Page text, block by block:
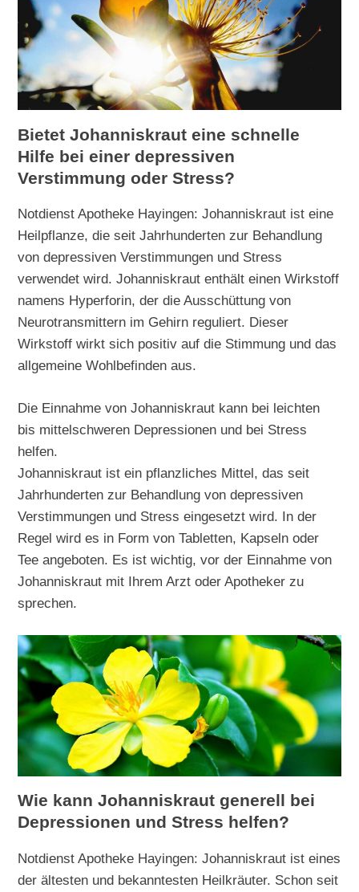
Bietet Johanniskraut eine schnelle
Hilfe bei einer depressiven
Verstimmung oder Stress?
Notdienst Apotheke Hayingen: Johanniskraut ist eine
Heilpflanze, die seit Jahrhunderten zur Behandlung
von depressiven Verstimmungen und Stress
verwendet wird. Johanniskraut enthält einen Wirkstoff
namens Hyperforin, der die Ausschüttung von
Neurotransmittern im Gehirn reguliert. Dieser
Wirkstoff wirkt sich positiv auf die Stimmung und das
allgemeine Wohlbefinden aus.
Die Einnahme von Johanniskraut kann bei leichten
bis mittelschweren Depressionen und bei Stress
helfen.
Johanniskraut ist ein pflanzliches Mittel, das seit
Jahrhunderten zur Behandlung von depressiven
Verstimmungen und Stress eingesetzt wird. In der
Regel wird es in Form von Tabletten, Kapseln oder
Tee angeboten. Es ist wichtig, vor der Einnahme von
Johanniskraut mit Ihrem Arzt oder Apotheker zu
sprechen.
Wie kann Johanniskraut generell bei
Depressionen und Stress helfen?
Notdienst Apotheke Hayingen: Johanniskraut ist eines
der ältesten und bekanntesten Heilkräuter. Schon seit